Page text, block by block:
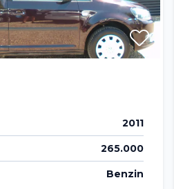
2011
265.000
Benzin